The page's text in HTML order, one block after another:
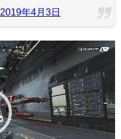
2019年4月3日